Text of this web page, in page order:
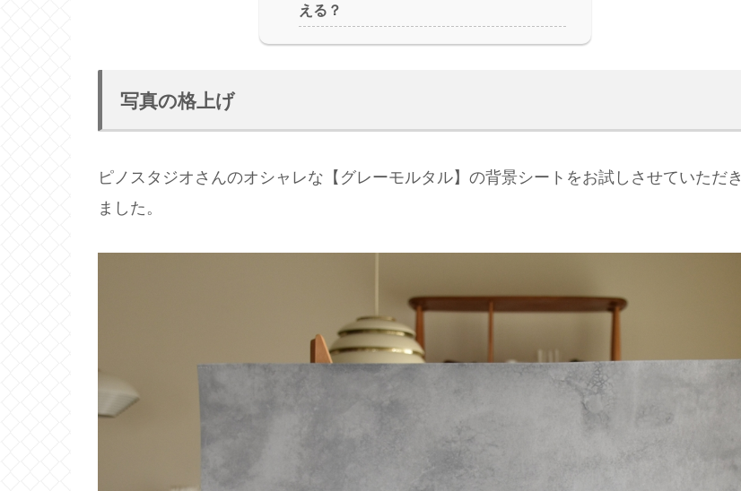
える？
写真の格上げ
ピノスタジオさんのオシャレな【グレーモルタル】の背景シートをお試しさせていただき
ました。